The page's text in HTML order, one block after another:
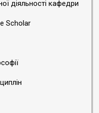
діяльності кафедри
Scholar